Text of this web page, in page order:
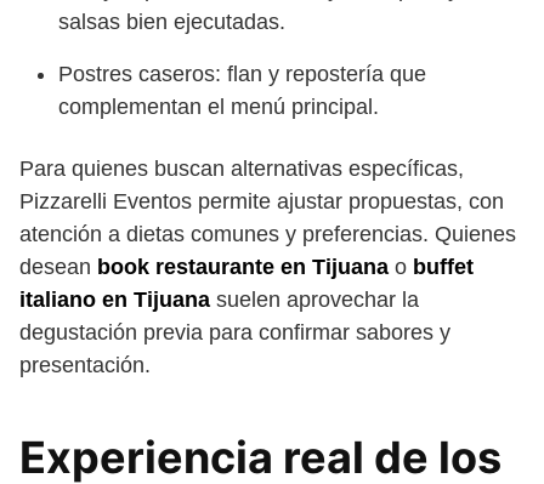
salsas bien ejecutadas.
Postres caseros: flan y repostería que
complementan el menú principal.
Para quienes buscan alternativas específicas,
Pizzarelli Eventos permite ajustar propuestas, con
atención a dietas comunes y preferencias. Quienes
desean book restaurante en Tijuana o buffet
italiano en Tijuana suelen aprovechar la
degustación previa para confirmar sabores y
presentación.
Experiencia real de los